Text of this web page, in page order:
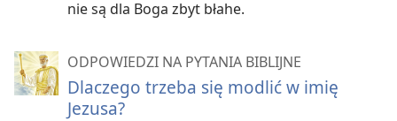
nie są dla Boga zbyt błahe.
ODPOWIEDZI NA PYTANIA BIBLIJNE
Dlaczego trzeba się modlić w imię
Jezusa?